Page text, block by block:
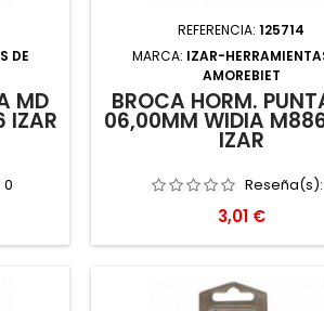
DE
MD
IZAR
0
REFERENCIA:125714
MARCA: IZAR-
AMOREBIET
BROCA HORM.
06,00MM WIDIA
IZAR
Reseña(s):
Precio
3,01 €